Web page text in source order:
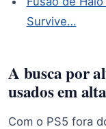
Survive…
A busca por
usados em alta
Com o PS5 fora